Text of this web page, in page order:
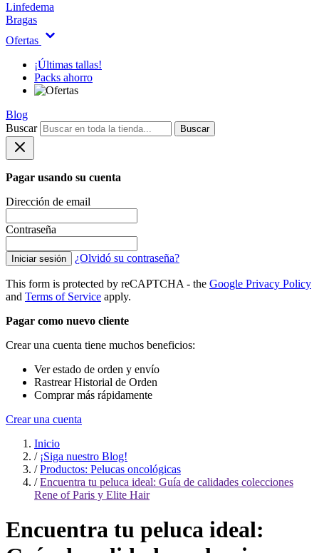
Linfedema
Bragas
Ofertas
¡Últimas tallas!
Packs ahorro
Blog
Buscar
Buscar
Pagar usando su cuenta
Dirección de email
Contraseña
Iniciar sesión ¿Olvidó su contraseña?
This form is protected by reCAPTCHA - the Google Privacy Policy
and Terms of Service apply.
Pagar como nuevo cliente
Crear una cuenta tiene muchos beneficios:
Ver estado de orden y envío
Rastrear Historial de Orden
Comprar más rápidamente
Crear una cuenta
Inicio
/ ¡Siga nuestro Blog!
/ Productos: Pelucas oncológicas
/ Encuentra tu peluca ideal: Guía de calidades colecciones
Rene of Paris y Elite Hair
Encuentra tu peluca ideal: